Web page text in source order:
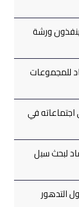
ورشة
للمجموعات
في
لبحث سبل
التدهور